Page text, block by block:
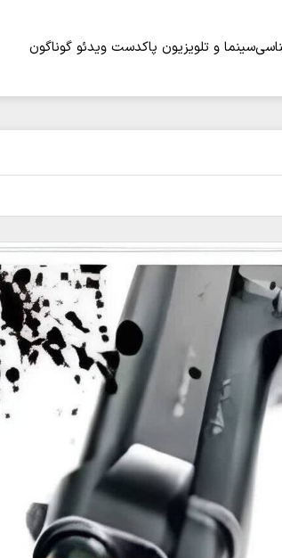
سینما و تلویزیون پاکدست ویدئو گوناگون